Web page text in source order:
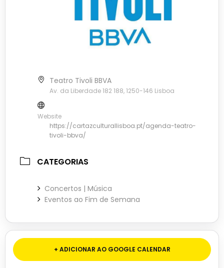
Teatro Tivoli BBVA
Av. da Liberdade 182 188, 1250-146 Lisboa
Website
https://cartazculturallisboa.pt/agenda-teatro-
tivoli-bbva/
CATEGORIAS
Concertos | Música
Eventos ao Fim de Semana
+ ADICIONAR AO GOOGLE CALENDAR